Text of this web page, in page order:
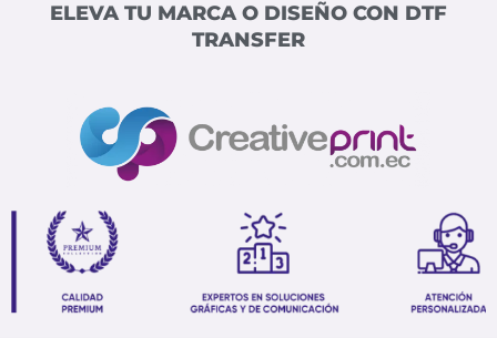
ELEVA TU MARCA O DISEÑO CON DTF
TRANSFER